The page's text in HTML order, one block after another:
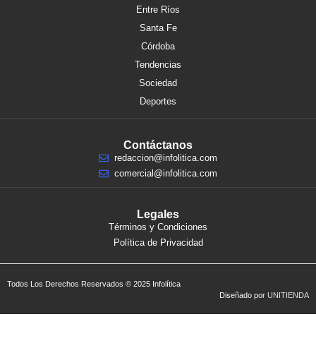
Entre Ríos
Santa Fe
Córdoba
Tendencias
Sociedad
Deportes
Contáctanos
redaccion@infolitica.com
comercial@infolitica.com
Legales
Términos y Condiciones
Política de Privacidad
Todos Los Derechos Reservados © 2025 Infolítica
Diseñado por UNITIENDA